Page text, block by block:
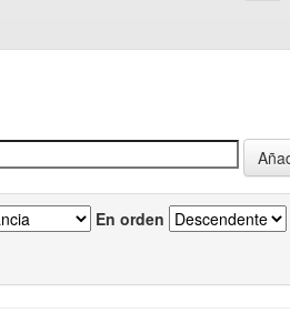
En orden